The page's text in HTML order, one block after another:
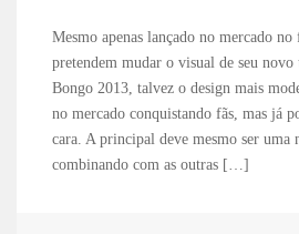
Mesmo apenas lançado no mercado
pretendem mudar o visual de seu
Bongo 2013, talvez o design mais
no mercado conquistando fãs, mas já
cara. A principal deve mesmo ser uma
combinando com as outras […]